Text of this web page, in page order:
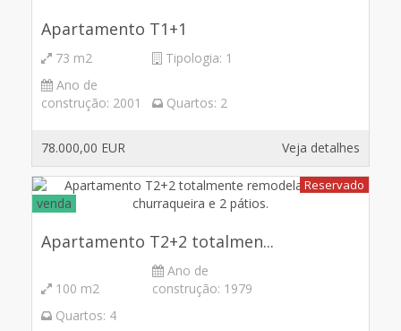
Apartamento T1+1
73 m2 Tipologia: 1
Ano de
construção: 2001 Quartos: 2
78.000,00 EUR Veja detalhes
Reservado
venda
Apartamento T2+2 totalmen...
100 m2
Ano de
construção: 1979
Quartos: 4